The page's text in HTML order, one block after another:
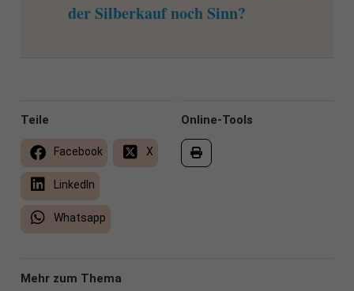
der Silberkauf noch Sinn?
Online-Tools
Teile
Facebook X
LinkedIn
Whatsapp
Mehr zum Thema